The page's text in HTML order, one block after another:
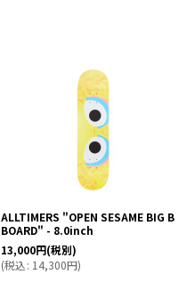
ALLTIMERS "OPEN SESAME BIG B
BOARD" - 8.0inch
13,000円(税別)
(税込: 14,300円)